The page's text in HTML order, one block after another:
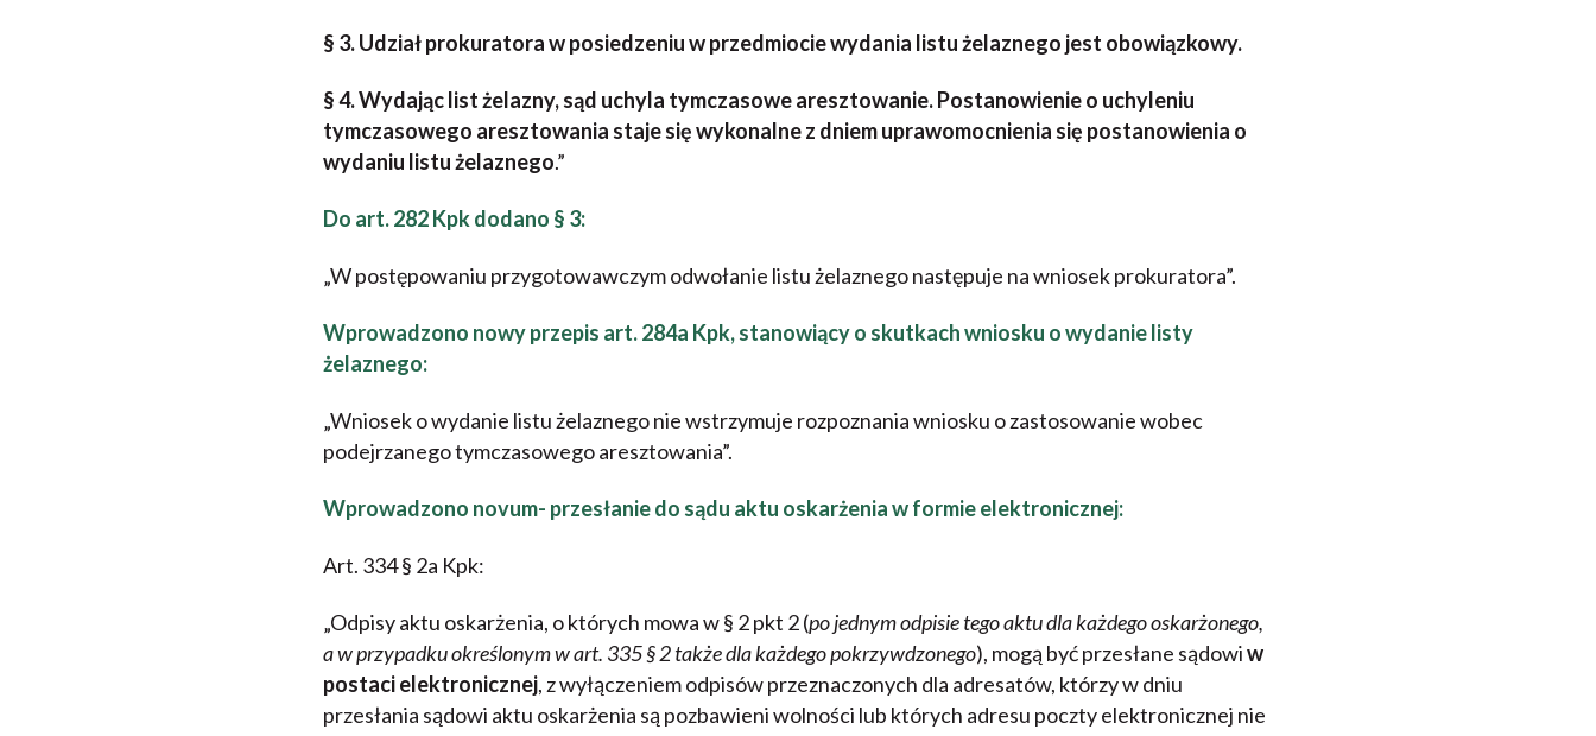
§ 3. Udział prokuratora w posiedzeniu w przedmiocie wydania listu żelaznego jest obowiązkowy.
§ 4. Wydając list żelazny, sąd uchyla tymczasowe aresztowanie. Postanowienie o uchyleniu
tymczasowego aresztowania staje się wykonalne z dniem uprawomocnienia się postanowienia o
wydaniu listu żelaznego.”
Do art. 282 Kpk dodano § 3:
„W postępowaniu przygotowawczym odwołanie listu żelaznego następuje na wniosek prokuratora”.
Wprowadzono nowy przepis art. 284a Kpk, stanowiący o skutkach wniosku o wydanie listy
żelaznego:
„Wniosek o wydanie listu żelaznego nie wstrzymuje rozpoznania wniosku o zastosowanie wobec
podejrzanego tymczasowego aresztowania”.
Wprowadzono novum- przesłanie do sądu aktu oskarżenia w formie elektronicznej:
Art. 334 § 2a Kpk:
„Odpisy aktu oskarżenia, o których mowa w § 2 pkt 2 (po jednym odpisie tego aktu dla każdego oskarżonego,
a w przypadku określonym w art. 335 § 2 także dla każdego pokrzywdzonego), mogą być przesłane sądowiw
postaci elektronicznej, z wyłączeniem odpisów przeznaczonych dla adresatów, którzy w dniu
przesłania sądowi aktu oskarżenia są pozbawieni wolności lub których adresu poczty elektronicznej nie